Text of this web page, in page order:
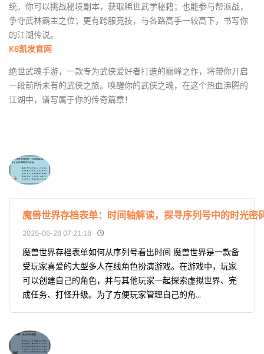
统。你可以挑战秘境副本，获取稀世武学秘籍；也能参与帮派战，
争夺武林霸主之位；更有跨服竞技，与各路高手一较高下，书写你
的江湖传说。
K8凯发官网
绝世武魂手游，一款专为武侠爱好者打造的巅峰之作，将带你开启
一段前所未有的武侠之旅。唤醒你的武侠之魂，在这个热血沸腾的
江湖中，谱写属于你的传奇篇章！
魔兽世界存档表单：时间轴解读，探寻序列号中的时光密
2025-06-28 07:21:18
魔兽世界存档表单如何从序列号看出时间 魔兽世界是一款备
受玩家喜爱的大型多人在线角色扮演游戏。在游戏中，玩家
可以创建自己的角色，并与其他玩家一起探索虚拟世界、完
成任务、打怪升级。为了方便玩家管理自己的角...